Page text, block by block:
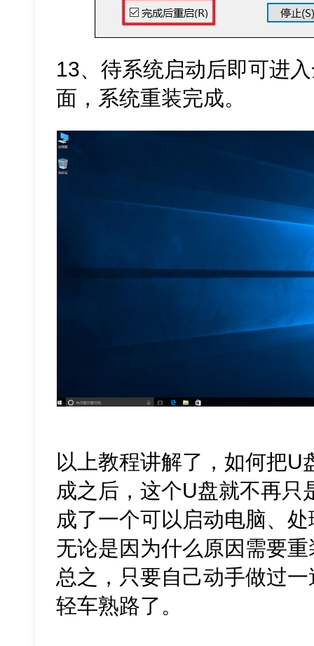
13、待系统启动后即可进
面，系统重装完成。
以上教程讲解了，如何把
成之后，这个U盘就不再只
成了一个可以启动电脑、
无论是因为什么原因需要
总之，只要自己动手做过
轻车熟路了。